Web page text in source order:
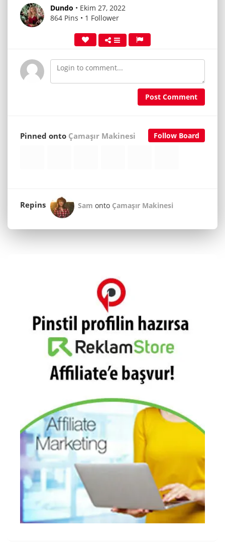
Dundo • Ekim 27, 2022
864 Pins • 1 Follower
Post Comment
Follow Board
Pinned onto Çamaşır Makinesi
Repins Sam onto Çamaşır Makinesi